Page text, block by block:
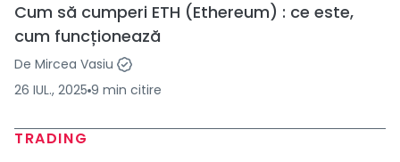
Cum să cumperi ETH (Ethereum) : ce este,
cum funcționează
De Mircea Vasiu
26 IUL., 2025 9 min citire
TRADING